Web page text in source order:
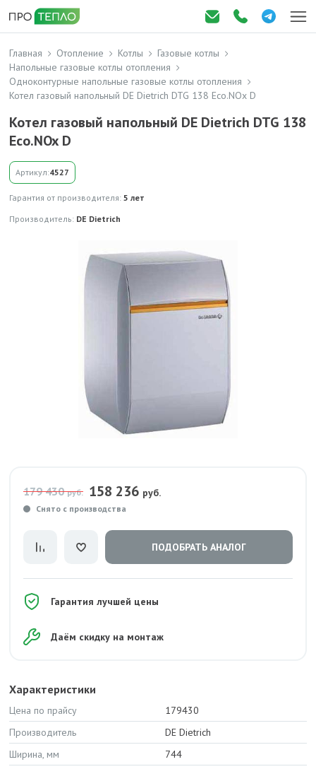
Главная Отопление Котлы
Газовые котлы
Напольные газовые котлы отопления
Одноконтурные напольные газовые котлы отопления
Котел газовый напольный DE Dietrich DTG 138 Eco.NOx D
Котел газовый напольный DE Dietrich DTG 138
Eco.NOx D
Артикул:4527
Гарантия от производителя: 5 лет
Производитель: DE Dietrich
179 430руб. 158 236 руб.
Снято с производства
ПОДОБРАТЬ АНАЛОГ
Гарантия лучшей цены
Даём скидку на монтаж
Характеристики
Цена по прайсу
179430
Производитель
DE Dietrich
Ширина, мм
744